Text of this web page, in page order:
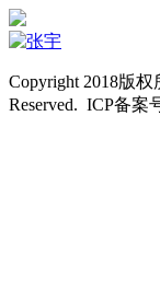
Copyright 2018版
Reserved. ICP备案